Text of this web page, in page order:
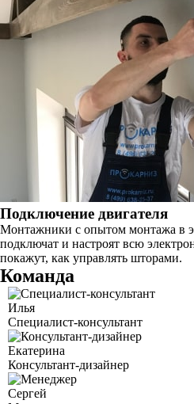
Подключение двигателя
Монтажники с опытом монтажа в
подключат и настроят всю
покажут, как управлять шторами.
Команда
Илья
Специалист-консультант
Екатерина
Консультант-дизайнер
Сергей